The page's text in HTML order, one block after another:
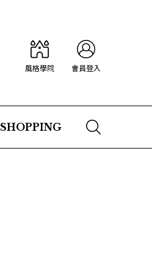
風格學院 會員登入
SHOPPING